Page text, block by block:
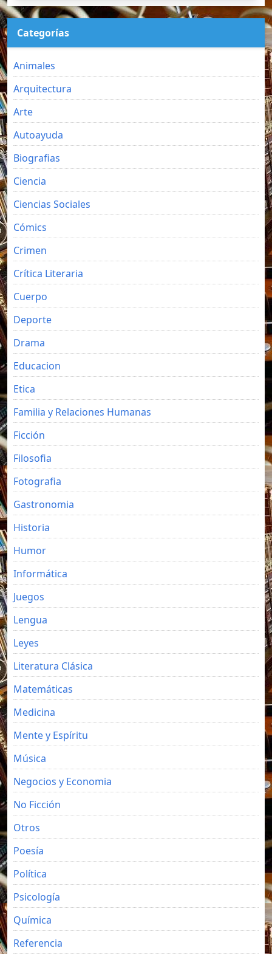
Categorías
Animales
Arquitectura
Arte
Autoayuda
Biografias
Ciencia
Ciencias Sociales
Cómics
Crimen
Crítica Literaria
Cuerpo
Deporte
Drama
Educacion
Etica
Familia y Relaciones Humanas
Ficción
Filosofia
Fotografia
Gastronomia
Historia
Humor
Informática
Juegos
Lengua
Leyes
Literatura Clásica
Matemáticas
Medicina
Mente y Espíritu
Música
Negocios y Economia
No Ficción
Otros
Poesía
Política
Psicología
Química
Referencia